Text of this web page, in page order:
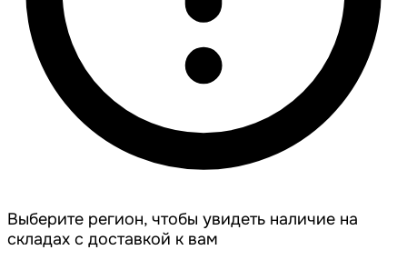
Выберите регион, чтобы увидеть наличие на
складах с доставкой к вам